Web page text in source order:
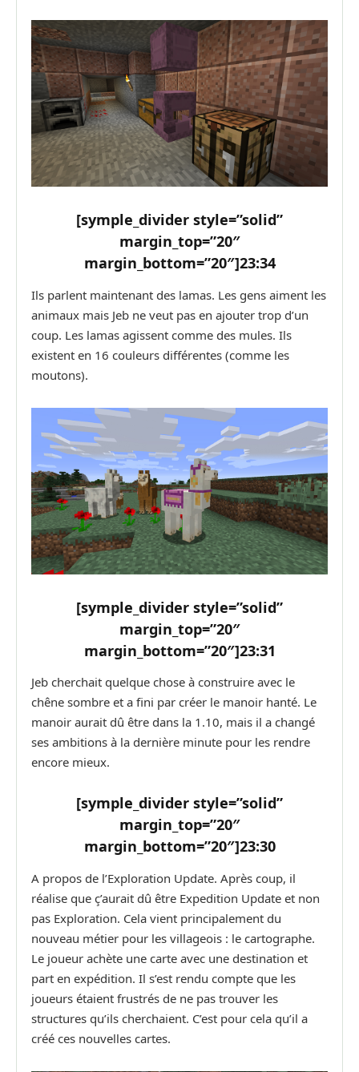
[symple_divider style=”solid”
margin_top=”20″
margin_bottom=”20″]23:34
Ils parlent maintenant des lamas. Les gens aiment les
animaux mais Jeb ne veut pas en ajouter trop d’un
coup. Les lamas agissent comme des mules. Ils
existent en 16 couleurs différentes (comme les
moutons).
[symple_divider style=”solid”
margin_top=”20″
margin_bottom=”20″]23:31
Jeb cherchait quelque chose à construire avec le
chêne sombre et a fini par créer le manoir hanté. Le
manoir aurait dû être dans la 1.10, mais il a changé
ses ambitions à la dernière minute pour les rendre
encore mieux.
[symple_divider style=”solid”
margin_top=”20″
margin_bottom=”20″]23:30
A propos de l’Exploration Update. Après coup, il
réalise que ç’aurait dû être Expedition Update et non
pas Exploration. Cela vient principalement du
nouveau métier pour les villageois : le cartographe.
Le joueur achète une carte avec une destination et
part en expédition. Il s’est rendu compte que les
joueurs étaient frustrés de ne pas trouver les
structures qu’ils cherchaient. C’est pour cela qu’il a
créé ces nouvelles cartes.